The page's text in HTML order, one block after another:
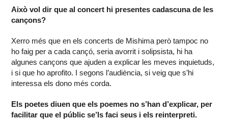
Això vol dir que al concert hi presentes cadascuna de les
cançons?
Xerro més que en els concerts de Mishima però tampoc no
ho faig per a cada cançó, seria avorrit i solipsista, hi ha
algunes cançons que ajuden a explicar les meves inquietuds,
i si que ho aprofito. I segons l’audiència, si veig que s’hi
interessa els dono més corda.
Els poetes diuen que els poemes no s’han d’explicar, per
facilitar que el públic se’ls faci seus i els reinterpreti.